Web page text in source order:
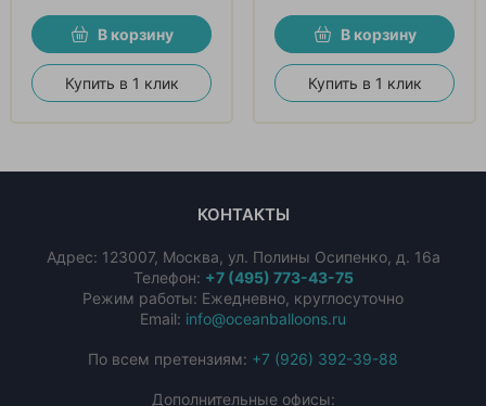
В корзину
Купить в 1 клик
В корзину
Купить в 1 клик
КОНТАКТЫ
Адрес: 123007, Москва, ул. Полины Осипенко, д. 16а
Телефон: +7 (495) 773-43-75
Режим работы: Ежедневно, круглосуточно
Email: info@oceanballoons.ru
По всем претензиям: +7 (926) 392-39-88
Дополнительные офисы: